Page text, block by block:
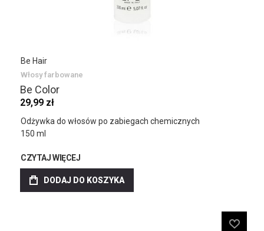
Be Hair
Włosy farbowane
Be Color
29,99 zł
Odżywka do włosów po zabiegach chemicznych
150 ml
CZYTAJ WIĘCEJ
DODAJ DO KOSZYKA